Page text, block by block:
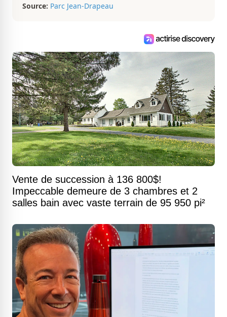
Source: Parc Jean-Drapeau
Vente de succession à 136 800$!
Impeccable demeure de 3 chambres et 2
salles bain avec vaste terrain de 95 950 pi²